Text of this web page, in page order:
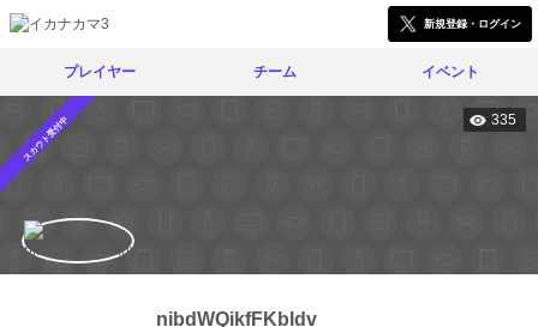
新規登録・ログイン
プレイヤー チーム イベント
スカウト受付中 335
nibdWQikfFKbIdv